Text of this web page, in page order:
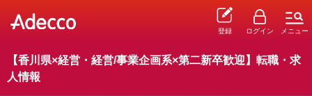
登録 ログイン メニュー
【香川県×経営・経営/事業企画系×第二新卒歓迎】転職・求
人情報